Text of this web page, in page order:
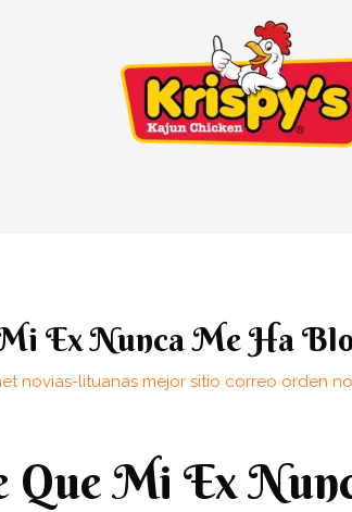
Ex Nunca Me Ha
novias-lituanas mejor sitio correo orden
Mi Ex